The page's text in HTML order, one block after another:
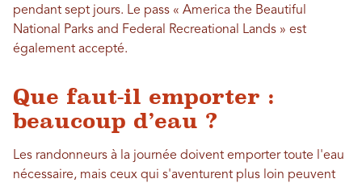
pendant sept jours. Le pass « America the Beautiful
National Parks and Federal Recreational Lands » est
également accepté.
Que faut-il emporter :
beaucoup d’eau ?
Les randonneurs à la journée doivent emporter toute l'eau
nécessaire, mais ceux qui s'aventurent plus loin peuvent